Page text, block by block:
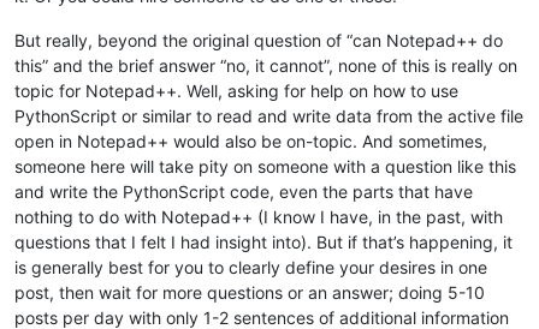
But really, beyond the original question of “can Notepad++ do
this” and the brief answer “no, it cannot”, none of this is really on
topic for Notepad++. Well, asking for help on how to use
PythonScript or similar to read and write data from the active file
open in Notepad++ would also be on-topic. And sometimes,
someone here will take pity on someone with a question like this
and write the PythonScript code, even the parts that have
nothing to do with Notepad++ (I know I have, in the past, with
questions that I felt I had insight into). But if that’s happening, it
is generally best for you to clearly define your desires in one
post, then wait for more questions or an answer; doing 5-10
posts per day with only 1-2 sentences of additional information